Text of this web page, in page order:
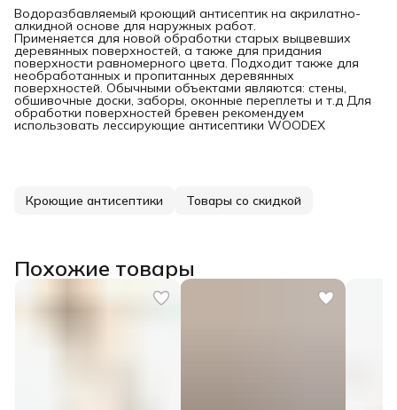
Водоразбавляемый кроющий антисептик на акрилатно-
алкидной основе для наружных работ.
Применяется для новой обработки старых выцвевших
деревянных поверхностей, а также для придания
поверхности равномерного цвета. Подходит также для
необработанных и пропитанных деревянных
поверхностей. Обычными объектами являются: стены,
обшивочные доски, заборы, оконные переплеты и т.д Для
обработки поверхностей бревен рекомендуем
использовать лессирующие антисептики WOODEX
Кроющие антисептики Товары со скидкой
Похожие товары